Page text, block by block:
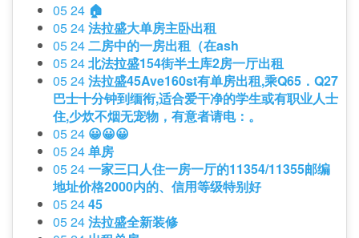
05 24 🏠
05 24法拉盛大单房主卧出租
05 24二房中的一房出租（在ash
05 24北法拉盛154街半土库2房一厅出租
05 24法拉盛45Ave160st有单房出租,乘Q65．Q27
巴士十分钟到缅衔,适合爱干净的学生或有职业人士
住,少炊不烟无宠物，有意者请电：。
05 24 😀😀😀
05 24单房
05 24一家三口人住一房一厅的11354/11355邮编
地址价格2000内的、信用等级特别好
05 2445
05 24法拉盛全新装修